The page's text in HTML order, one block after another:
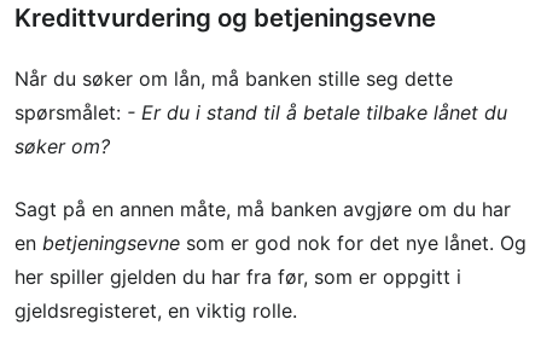
Kredittvurdering og betjeningsevne
Når du søker om lån, må banken stille seg dette
spørsmålet: - Er du i stand til å betale tilbake lånet du
søker om?
Sagt på en annen måte, må banken avgjøre om du har
en betjeningsevne som er god nok for det nye lånet. Og
her spiller gjelden du har fra før, som er oppgitt i
gjeldsregisteret, en viktig rolle.